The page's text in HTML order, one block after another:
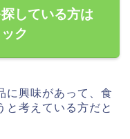
している方は
ク
に興味があって、食
と考えている方だと